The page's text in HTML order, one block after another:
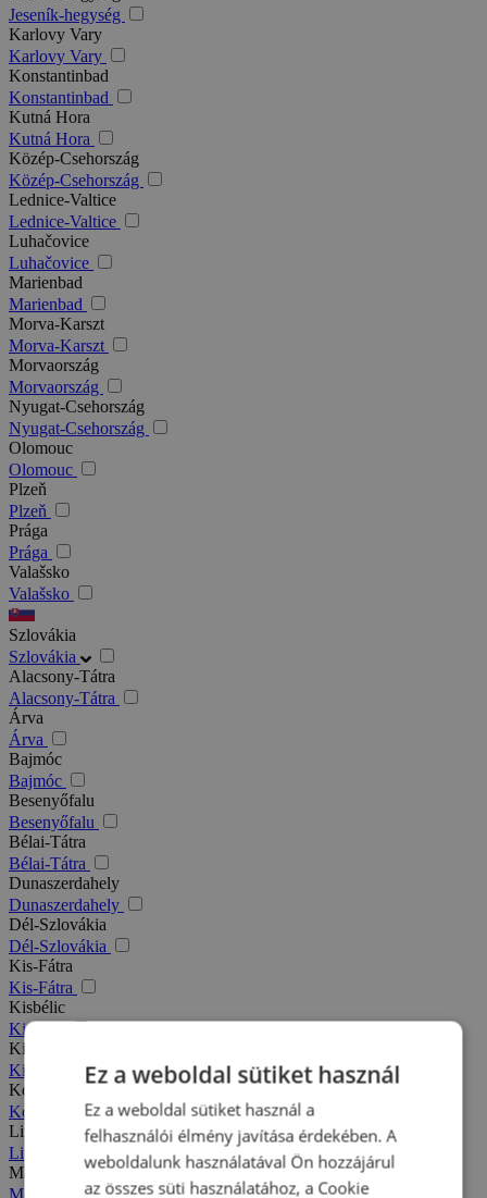
Jeseník-hegység
Karlovy Vary
Karlovy Vary
Konstantinbad
Konstantinbad
Kutná Hora
Kutná Hora
Közép-Csehország
Közép-Csehország
Lednice-Valtice
Lednice-Valtice
Luhačovice
Luhačovice
Marienbad
Marienbad
Morva-Karszt
Morva-Karszt
Morvaország
Morvaország
Nyugat-Csehország
Nyugat-Csehország
Olomouc
Olomouc
Plzeň
Plzeň
Prága
Prága
Valašsko
Valašsko
Szlovákia
Szlovákia
Alacsony-Tátra
Alacsony-Tátra
Árva
Árva
Bajmóc
Bajmóc
Besenyőfalu
Besenyőfalu
Bélai-Tátra
Bélai-Tátra
Dunaszerdahely
Dunaszerdahely
Dél-Szlovákia
Dél-Szlovákia
Kis-Fátra
Kis-Fátra
Kisbélic
Kisbélic
Kiszucai-Beszkidek
Kiszucai-Beszkidek
Komárno
Komárno
Liptó
Liptó
Magas-Tátra
Ez a weboldal sütiket használ
Ez a weboldal sütiket használ a
felhasználói élmény javítása érdekében. A
weboldalunk használatával Ön hozzájárul
az összes süti használatához, a Cookie